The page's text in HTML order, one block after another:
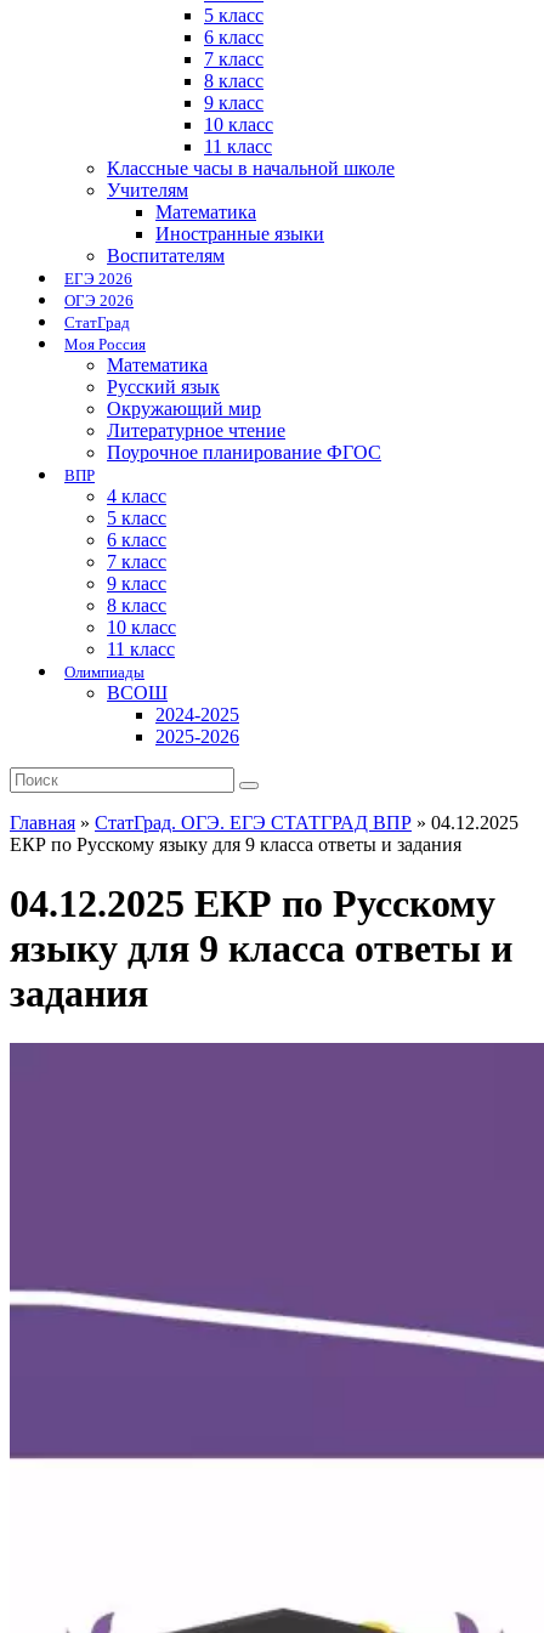
5 класс
6 класс
7 класс
8 класс
9 класс
10 класс
11 класс
Классные часы в начальной школе
Учителям
Математика
Иностранные языки
Воспитателям
ЕГЭ 2026
ОГЭ 2026
СтатГрад
Моя Россия
Математика
Русский язык
Окружающий мир
Литературное чтение
Поурочное планирование ФГОС
ВПР
4 класс
5 класс
6 класс
7 класс
9 класс
8 класс
10 класс
11 класс
Олимпиады
ВСОШ
2024-2025
2025-2026
Главная » СтатГрад. ОГЭ. ЕГЭ СТАТГРАД ВПР » 04.12.2025
ЕКР по Русскому языку для 9 класса ответы и задания
04.12.2025 ЕКР по Русскому
языку для 9 класса ответы и
задания